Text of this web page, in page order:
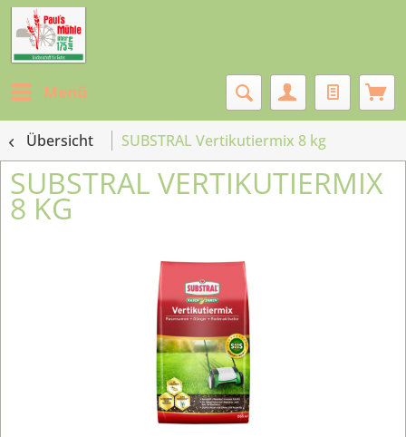
Menü
Übersicht SUBSTRAL Vertikutiermix 8 kg
SUBSTRAL VERTIKUTIERMIX
8 KG